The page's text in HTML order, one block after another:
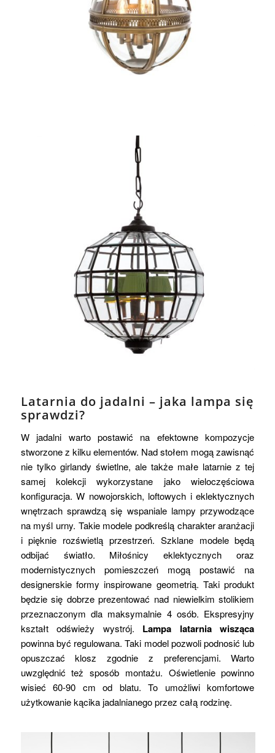
Latarnia do jadalni – jaka lampa się
sprawdzi?
W jadalni warto postawić na efektowne kompozycje
stworzone z kilku elementów. Nad stołem mogą zawisnąć
nie tylko girlandy świetlne, ale także małe latarnie z tej
samej kolekcji wykorzystane jako wieloczęściowa
konfiguracja. W nowojorskich, loftowych i eklektycznych
wnętrzach sprawdzą się wspaniale lampy przywodzące
na myśl urny. Takie modele podkreślą charakter aranżacji
i pięknie rozświetlą przestrzeń. Szklane modele będą
odbijać światło. Miłośnicy eklektycznych oraz
modernistycznych pomieszczeń mogą postawić na
designerskie formy inspirowane geometrią. Taki produkt
będzie się dobrze prezentować nad niewielkim stolikiem
przeznaczonym dla maksymalnie 4 osób. Ekspresyjny
kształt odświeży wystrój. Lampa latarnia wisząca
powinna być regulowana. Taki model pozwoli podnosić lub
opuszczać klosz zgodnie z preferencjami. Warto
uwzględnić też sposób montażu. Oświetlenie powinno
wisieć 60-90 cm od blatu. To umożliwi komfortowe
użytkowanie kącika jadalnianego przez całą rodzinę.